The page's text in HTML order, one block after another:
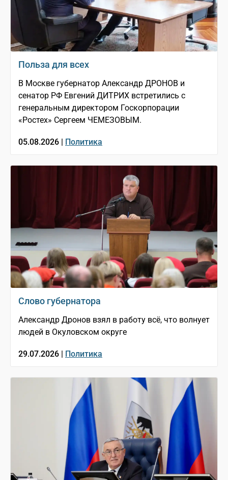
Польза для всех
В Москве губернатор Александр ДРОНОВ и
сенатор РФ Евгений ДИТРИХ встретились с
генеральным директором Госкорпорации
«Ростех» Сергеем ЧЕМЕЗОВЫМ.
05.08.2026 | Политика
Слово губернатора
Александр Дронов взял в работу всё, что волнует
людей в Окуловском округе
29.07.2026 | Политика